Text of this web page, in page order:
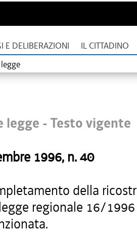
E DELIBERAZIONI IL CITTADINO
legge - Testo vigente
1996, n.40
della
regionale 16/